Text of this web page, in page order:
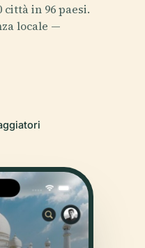
città in 96 paesi.
locale —